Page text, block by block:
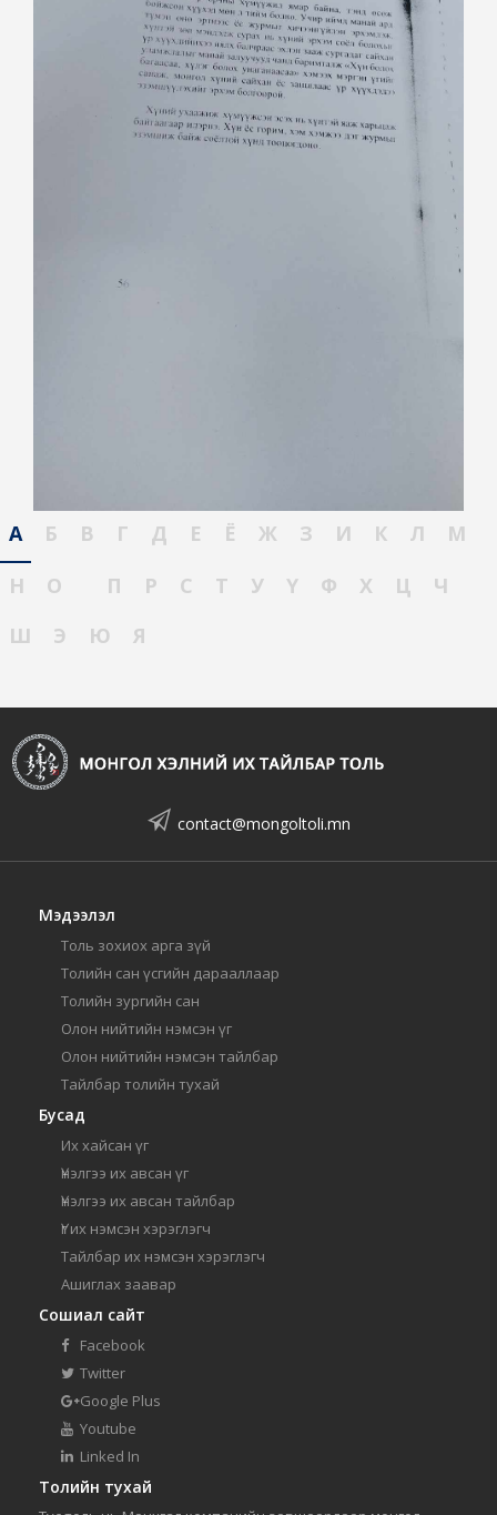
А Б В Г Д Е Ё Ж З И К Л
М
Н
О П Р С Т У Ү Ф Х Ц
Ч
Ш
Э Ю Я
contact@mongoltoli.mn
Мэдээлэл
Толь зохиох арга зүй
Толийн сан үсгийн дарааллаар
Толийн зургийн сан
Олон нийтийн нэмсэн үг
Олон нийтийн нэмсэн тайлбар
Тайлбар толийн тухай
Бусад
Их хайсан үг
Үнэлгээ их авсан үг
Үнэлгээ их авсан тайлбар
Үг их нэмсэн хэрэглэгч
Тайлбар их нэмсэн хэрэглэгч
Ашиглах заавар
Сошиал сайт
Facebook
Twitter
Google Plus
Youtube
Linked In
Толийн тухай